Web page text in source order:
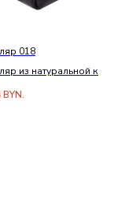
018
из натуральной
BYN.